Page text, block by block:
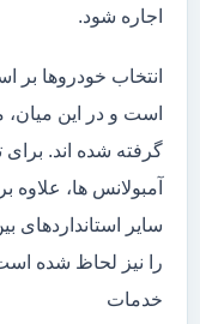
اجاره شود.
انتخاب خودروها بر
است و در این میان،
گرفته شده اند. برای
آمبولانس ها، علاوه
سایر استانداردهای
را نیز لحاظ شده
خدمات